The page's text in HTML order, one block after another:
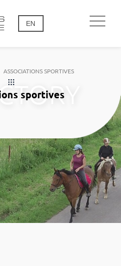
EN
ASSOCIATIONS SPORTIVES
sportives